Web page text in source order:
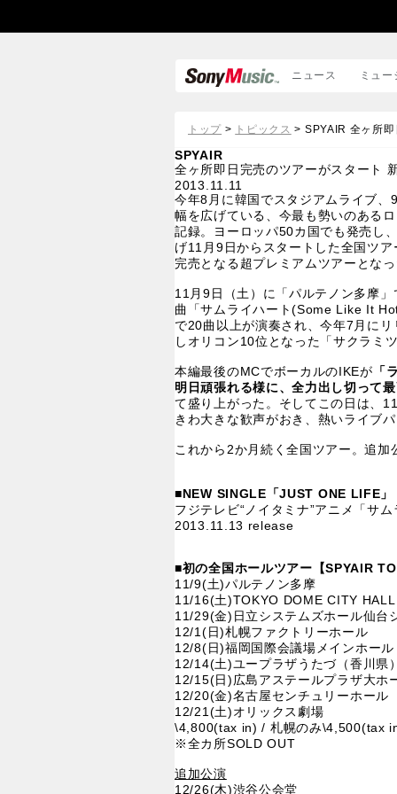
ニュース ミュ
トップ > トピックス > SPYAIR 全ヶ所
SPYAIR
全ヶ所即日完売のツアーがスタート
2013.11.11
今年8月に韓国でスタジアムライブ
幅を広げている、今最も勢いのある
記録。ヨーロッパ50カ国でも発売し
げ11月9日からスタートした全国ツ
完売となる超プレミアムツアーとな
11月9日（土）に「パルテノン多摩
曲「サムライハート(Some Like It
で20曲以上が演奏され、今年7月に
しオリコン10位となった「サクラミ
本編最後のMCでボーカルのIKEが 「
明日頑張れる様に、全力出し切って
て盛り上がった。そしてこの日は、
きわ大きな歓声がおき、熱いライブ
これから2か月続く全国ツアー。追
■NEW SINGLE「JUST ONE LIFE」
フジテレビ“ノイタミナ”アニメ「サ
2013.11.13 release
■初の全国ホールツアー【SPYAIR
11/9(土)パルテノン多摩
11/16(土)TOKYO DOME CITY HALL
11/29(金)日立システムズホール仙台
12/1(日)札幌ファクトリーホール
12/8(日)福岡国際会議場メインホール
12/14(土)ユープラザうたづ（香川県
12/15(日)広島アステールプラザ大ホ
12/20(金)名古屋センチュリーホール
12/21(土)オリックス劇場
\4,800(tax in) / 札幌のみ\4,500(tax
※全カ所SOLD OUT
追加公演
12/26(木)渋谷公会堂